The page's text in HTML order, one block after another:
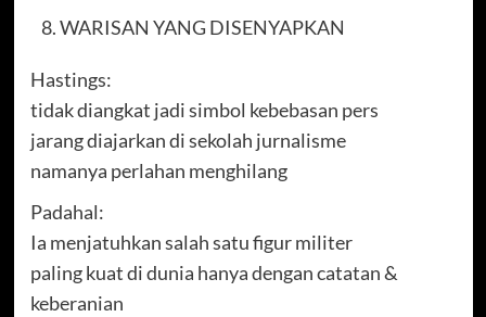
WARISAN YANG DISENYAPKAN
Hastings:
tidak diangkat jadi simbol kebebasan pers
jarang diajarkan di sekolah jurnalisme
namanya perlahan menghilang
Padahal:
Ia menjatuhkan salah satu figur militer
paling kuat di dunia hanya dengan catatan &
keberanian